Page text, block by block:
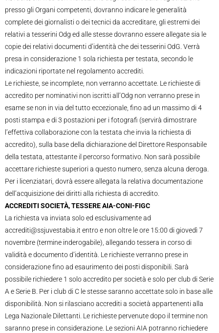
presso gli Organi competenti, dovranno indicare le generalità
complete dei giornalisti o dei tecnici da accreditare, gli estremi dei
relativi a tesserini Odg ed alle stesse dovranno essere allegate sia le
copie dei relativi documenti d’identità che dei tesserini OdG. Verrà
presa in considerazione 1 sola richiesta per testata, secondo le
indicazioni riportate nel regolamento accrediti.
Le richieste, se incomplete, non verranno accettate. Le richieste di
accredito per nominativi non iscritti all’Odg non verranno prese in
esame se non in via del tutto eccezionale, fino ad un massimo di 4
posti stampa e di 3 postazioni per i fotografi (servirà dimostrare
l’effettiva collaborazione con la testata che invia la richiesta di
accredito), sulla base della dichiarazione del Direttore Responsabile
della testata, attestante il percorso formativo. Non sarà possibile
accettare richieste superiori a questo numero, senza alcuna deroga.
Per i licenziatari, dovrà essere allegata la relativa documentazione
dell’acquisizione dei diritti alla richiesta di accredito.
ACCREDITI SOCIETÀ, TESSERE AIA-CONI-FIGC
La richiesta va inviata solo ed esclusivamente ad
accrediti@ssjuvestabia.it entro e non oltre le ore 15:00 di giovedì 7
novembre (termine inderogabile), allegando tessera in corso di
validità e documento d’identità. Le richieste verranno prese in
considerazione fino ad esaurimento dei posti disponibili. Sarà
possibile richiedere 1 solo accredito per società e solo per club di Serie
A e Serie B. Per i club di C le stesse saranno accettate solo in base alle
disponibilità. Non si rilasciano accrediti a società appartenenti alla
Lega Nazionale Dilettanti. Le richieste pervenute dopo il termine non
saranno prese in considerazione. Le sezioni AIA potranno richiedere